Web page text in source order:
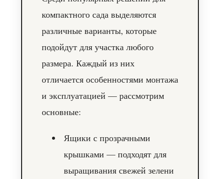
компактного сада выделяются
различные варианты, которые
подойдут для участка любого
размера. Каждый из них
отличается особенностями монтажа
и эксплуатацией — рассмотрим
основные:
Ящики с прозрачными
крышками — подходят для
выращивания свежей зелени